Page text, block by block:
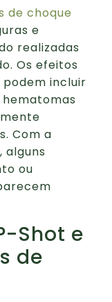
de choque
e
realizadas
Os efeitos
incluir
Com a
alguns
ou
Shot e
de